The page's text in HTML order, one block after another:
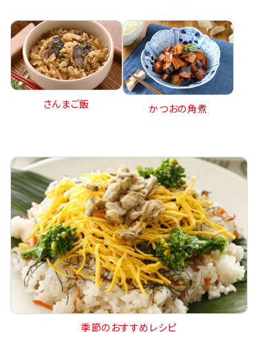
さんまご飯 かつおの角煮
季節のおすすめレシピ